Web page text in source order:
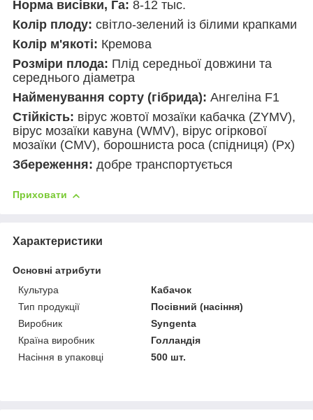
Норма висівки, Га: 8-12 тыс.
Колір плоду: світло-зелений із білими крапками
Колір м'якоті: Кремова
Розміри плода: Плід середньої довжини та
середнього діаметра
Найменування сорту (гібрида): Ангеліна F1
Стійкість: вірус жовтої мозаїки кабачка (ZYMV),
вірус мозаїки кавуна (WMV), вірус огіркової
мозаїки (СMV), борошниста роса (спідниця) (Px)
Збереження: добре транспортується
Приховати
Характеристики
Основні атрибути
Культура
Кабачок
Тип продукції
Посівний (насіння)
Виробник
Syngenta
Країна виробник
Голландія
Насіння в упаковці
500 шт.